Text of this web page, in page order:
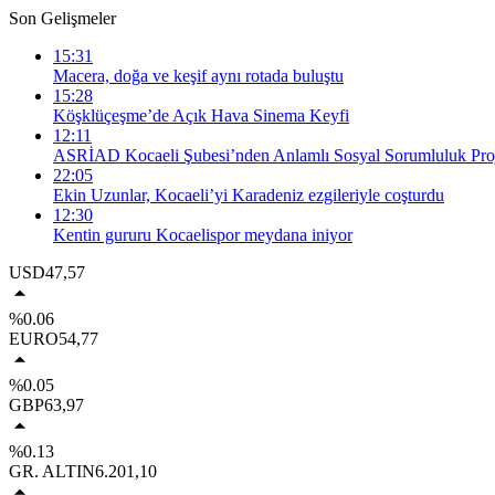
Son Gelişmeler
15:31
Macera, doğa ve keşif aynı rotada buluştu
15:28
Köşklüçeşme’de Açık Hava Sinema Keyfi
12:11
ASRİAD Kocaeli Şubesi’nden Anlamlı Sosyal Sorumluluk
22:05
Ekin Uzunlar, Kocaeli’yi Karadeniz ezgileriyle coşturdu
12:30
Kentin gururu Kocaelispor meydana iniyor
USD47,57
%0.06
EURO54,77
%0.05
GBP63,97
%0.13
GR. ALTIN6.201,10